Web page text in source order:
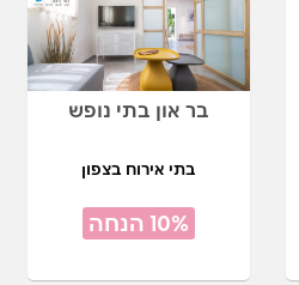
בר און בתי נופש
בתי אירוח בצפון
10% הנחה